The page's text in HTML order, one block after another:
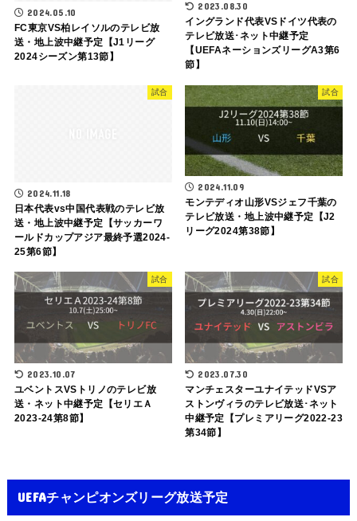
2024.05.10
FC東京VS柏レイソルのテレビ放
送・地上波中継予定【J1リーグ
2024シーズン第13節】
2023.08.30
イングランド代表VSドイツ代表の
テレビ放送･ネット中継予定
【UEFAネーションズリーグA3第6
節】
試合
2024.11.18
日本代表vs中国代表戦のテレビ放
送・地上波中継予定【サッカーワ
ールドカップアジア最終予選2024-
25第6節】
試合
2024.11.09
モンテディオ山形VSジェフ千葉の
テレビ放送・地上波中継予定【J2
リーグ2024第38節】
試合
2023.10.07
ユベントスVSトリノのテレビ放
送・ネット中継予定【セリエＡ
2023-24第8節】
試合
2023.07.30
マンチェスターユナイテッドVSア
ストンヴィラのテレビ放送･ネット
中継予定【プレミアリーグ2022-23
第34節】
UEFAチャンピオンズリーグ放送予定